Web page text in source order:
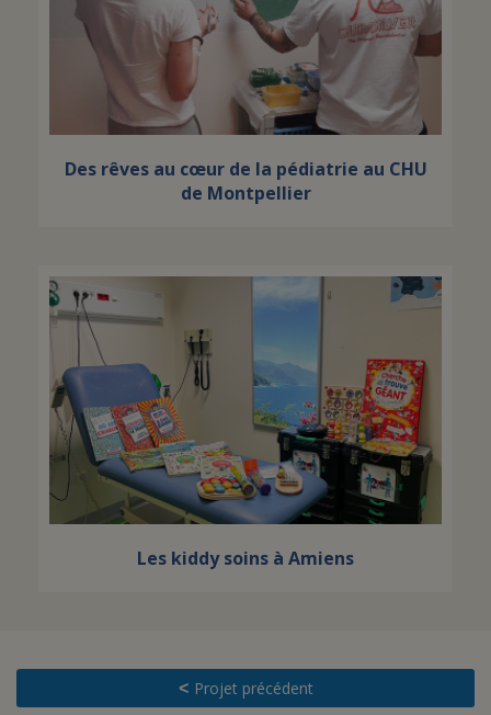
Des rêves au cœur de la pédiatrie au CHU
de Montpellier
Les kiddy soins à Amiens
< Projet précédent